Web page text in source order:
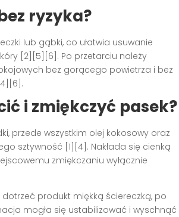
ryzyka?
lub gąbki, co ułatwia usuwanie
[2][5][6]. Po przetarciu należy
bez gorącego powietrza i bez
i zmiękczyć pasek?
przede wszystkim olej kokosowy oraz
sztywność [1][4]. Nakłada się cienką
zmiękczaniu wyłącznie
produkt miękką ściereczką, po
mogła się ustabilizować i wyschnąć